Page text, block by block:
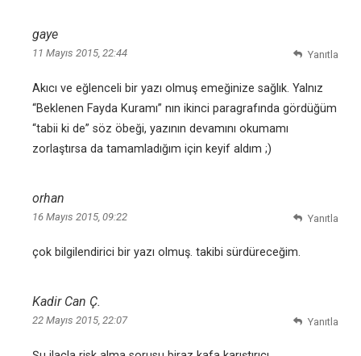
gaye
11 Mayıs 2015, 22:44
Akıcı ve eğlenceli bir yazı olmuş emeğinize sağlık. Yalnız
“Beklenen Fayda Kuramı” nın ikinci paragrafında gördüğüm
“tabii ki de” söz öbeği, yazının devamını okumamı
zorlaştırsa da tamamladığım için keyif aldım ;)
Yanıtla
orhan
16 Mayıs 2015, 09:22
çok bilgilendirici bir yazı olmuş. takibi sürdüreceğim.
Yanıtla
Kadir Can Ç.
22 Mayıs 2015, 22:07 Yanıtla